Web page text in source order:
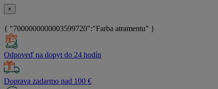
×
{ "7000000000003599720":"Farba atramentu" }
Odpoveď na dopyt do 24 hodín
Doprava zadarmo nad 100 €